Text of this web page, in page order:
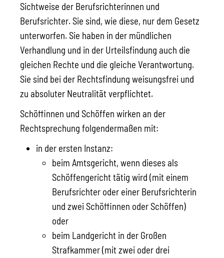
Sichtweise der Berufsrichterinnen und
Berufsrichter. Sie sind, wie diese, nur dem Gesetz
unterworfen. Sie haben in der mündlichen
Verhandlung und in der Urteilsfindung auch die
gleichen Rechte und die gleiche Verantwortung.
Sie sind bei der Rechtsfindung weisungsfrei und
zu absoluter Neutralität verpflichtet.
Schöffinnen und Schöffen wirken an der
Rechtsprechung folgendermaßen mit:
in der ersten Instanz:
beim Amtsgericht, wenn dieses als
Schöffengericht tätig wird (mit einem
Berufsrichter oder einer Berufsrichterin
und zwei Schöffinnen oder Schöffen)
oder
beim Landgericht in der Großen
Strafkammer (mit zwei oder drei